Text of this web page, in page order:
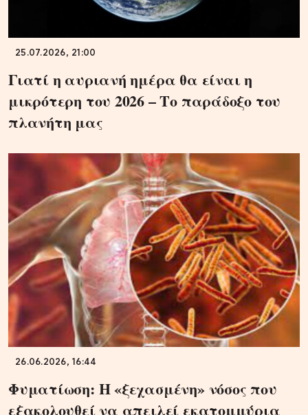
25.07.2026, 21:00
Γιατί η αυριανή ημέρα θα είναι η
μικρότερη του 2026 – Το παράδοξο του
πλανήτη μας
26.06.2026, 16:44
Φυματίωση: Η «ξεχασμένη» νόσος που
εξακολουθεί να απειλεί εκατομμύρια